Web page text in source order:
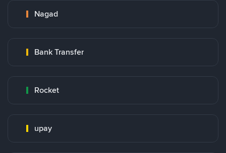
Nagad
Bank Transfer
Rocket
upay